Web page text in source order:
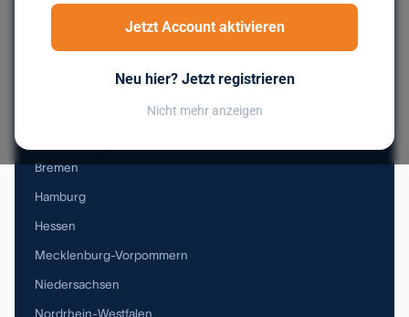
Jetzt Account aktivieren
Neu hier? Jetzt registrieren
Nicht mehr anzeigen
Baden-Württemberg
Bremen
Hamburg
Hessen
Mecklenburg-Vorpommern
Niedersachsen
Nordrhein-Westfalen